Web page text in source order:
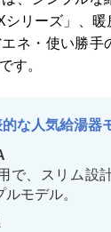
シリーズ」、
ネ・使い勝手
す。
な人気給湯器
で、スリム設
モデル。